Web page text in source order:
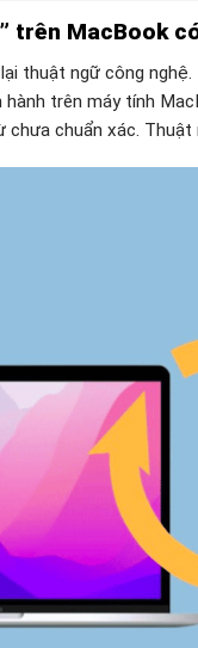
trên MacBook
thuật ngữ công
hành trên máy tính
chuẩn xác.